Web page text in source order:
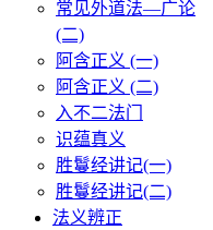
常见外道法—广论
(二)
阿含正义 (一)
阿含正义 (二)
入不二法门
识蕴真义
胜鬘经讲记(一)
胜鬘经讲记(二)
法义辨正